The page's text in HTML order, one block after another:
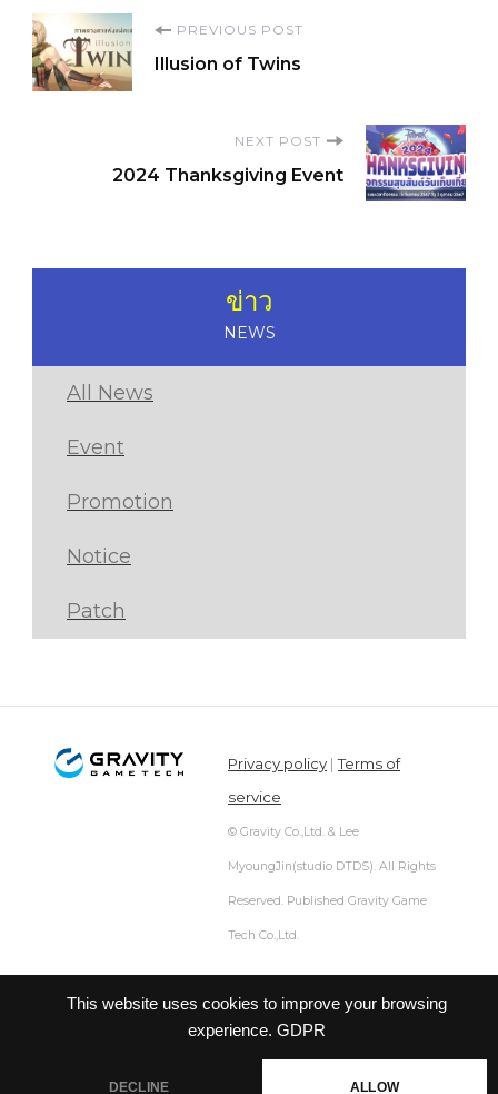
This website uses cookies to improve your browsing
experience. GDPR
DECLINE ALLOW
Post
Navigation
PREVIOUS POST
Illusion of Twins
NEXT POST
2024 Thanksgiving Event
ข่าว
NEWS
All News
Event
Promotion
Notice
Patch
Privacy policy |Terms of
service
© Gravity Co.,Ltd. & Lee
MyoungJin(studio DTDS). All Rights
Reserved. Published Gravity Game
Tech Co.,Ltd.